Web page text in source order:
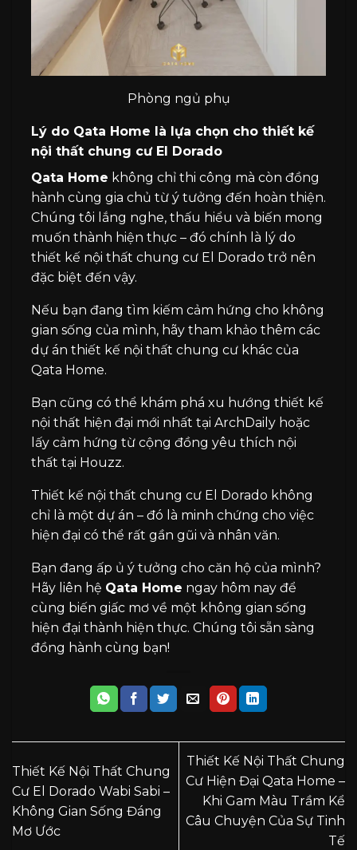
Phòng ngủ phụ
Lý do Qata Home là lựa chọn cho thiết kế
nội thất chung cư El Dorado
Qata Home không chỉ thi công mà còn đồng
hành cùng gia chủ từ ý tưởng đến hoàn thiện.
Chúng tôi lắng nghe, thấu hiểu và biến mong
muốn thành hiện thực – đó chính là lý do
thiết kế nội thất chung cư El Dorado trở nên
đặc biệt đến vậy.
Nếu bạn đang tìm kiếm cảm hứng cho không
gian sống của mình, hãy tham khảo thêm các
dự án thiết kế nội thất chung cư khác của
Qata Home.
Bạn cũng có thể khám phá xu hướng thiết kế
nội thất hiện đại mới nhất tại ArchDaily hoặc
lấy cảm hứng từ cộng đồng yêu thích nội
thất tại Houzz.
Thiết kế nội thất chung cư El Dorado không
chỉ là một dự án – đó là minh chứng cho việc
hiện đại có thể rất gần gũi và nhân văn.
Bạn đang ấp ủ ý tưởng cho căn hộ của mình?
Hãy liên hệ Qata Home ngay hôm nay để
cùng biến giấc mơ về một không gian sống
hiện đại thành hiện thực. Chúng tôi sẵn sàng
đồng hành cùng bạn!
Thiết Kế Nội Thất Chung
Cư El Dorado Wabi Sabi –
Không Gian Sống Đáng
Mơ Ước
Thiết Kế Nội Thất Chung
Cư Hiện Đại Qata Home –
Khi Gam Màu Trầm Kể
Câu Chuyện Của Sự Tinh
Tế